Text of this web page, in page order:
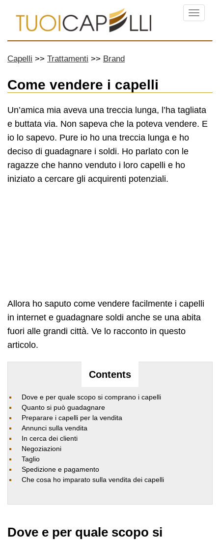
Menu
Capelli Trattamenti Brand
Come vendere i capelli
Un’amica mia aveva una treccia lunga, l’ha tagliata
e buttata via. Non sapeva che la poteva vendere. E
io lo sapevo. Pure io ho una treccia lunga e ho
deciso di guadagnare i soldi. Ho parlato con le
ragazze che hanno venduto i loro capelli e ho
iniziato a cercare gli acquirenti potenziali.
Allora ho saputo come vendere facilmente i capelli
in internet e guadagnare soldi anche se una abita
fuori alle grandi città. Ve lo racconto in questo
articolo.
Contents
Dove e per quale scopo si comprano i capelli
Quanto si può guadagnare
Preparare i capelli per la vendita
Annunci sulla vendita
In cerca dei clienti
Negoziazioni
Taglio
Spedizione e pagamento
Che cosa ho imparato sulla vendita dei capelli
Dove e per quale scopo si